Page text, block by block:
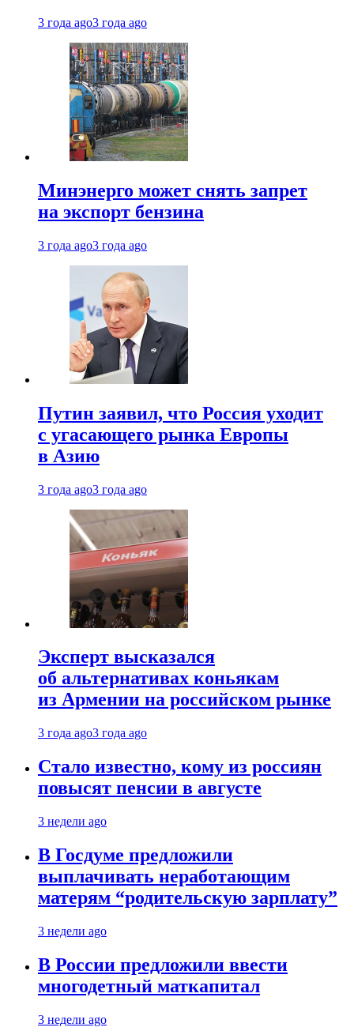
3 года ago3 года ago
Минэнерго может снять запрет
на экспорт бензина
3 года ago3 года ago
Путин заявил, что Россия уходит
с угасающего рынка Европы
в Азию
3 года ago3 года ago
Эксперт высказался
об альтернативах коньякам
из Армении на российском рынке
3 года ago3 года ago
Стало известно, кому из россиян
повысят пенсии в августе
3 недели ago
В Госдуме предложили
выплачивать неработающим
матерям “родительскую зарплату”
3 недели ago
В России предложили ввести
многодетный маткапитал
3 недели ago